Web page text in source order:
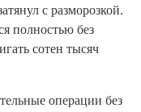
с разморозкой.
полностью без
сотен тысяч
операции без